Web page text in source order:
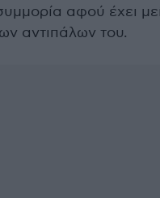
αφού έχει
αντιπάλων του.